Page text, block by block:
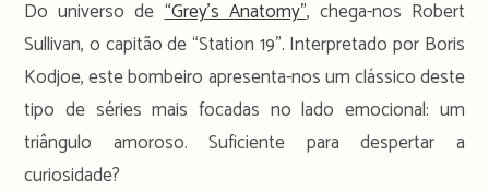
Do universo de“Grey’s Anatomy”, chega-nos Robert
Sullivan, o capitão de “Station 19”. Interpretado por Boris
Kodjoe, este bombeiro apresenta-nos um clássico deste
tipo de séries mais focadas no lado emocional: um
triângulo amoroso. Suficiente para despertar a
curiosidade?